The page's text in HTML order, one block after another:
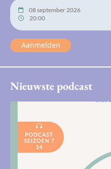
08 september 2026
20:00
Aanmelden
Nieuwste podcast